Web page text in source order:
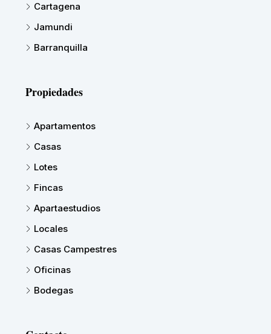
Cartagena
Jamundi
Barranquilla
Propiedades
Apartamentos
Casas
Lotes
Fincas
Apartaestudios
Locales
Casas Campestres
Oficinas
Bodegas